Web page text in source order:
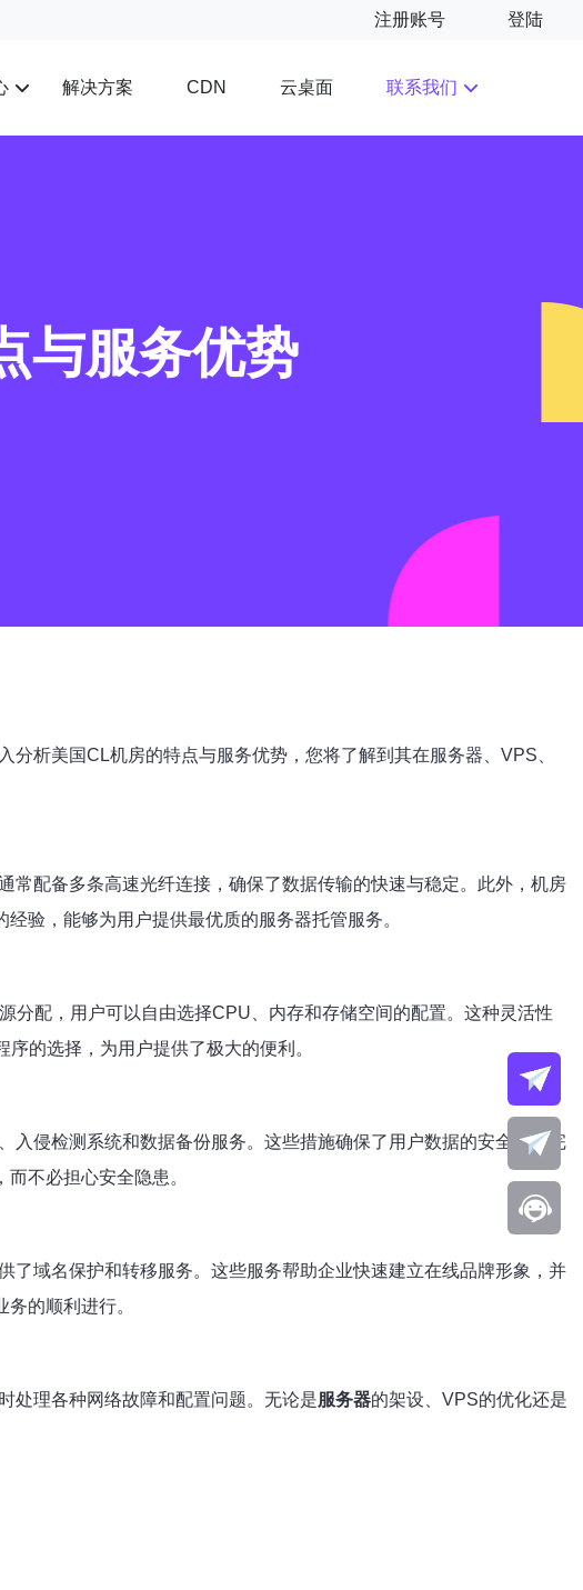
注册账号 登陆
解决方案 CDN 云桌面 联系我们
与服务优势
析美国CL机房的特点与服务优势，您将了解到其在服务器、VPS、
配备多条高速光纤连接，确保了数据传输的快速与稳定。此外，机房
验，能够为用户提供最优质的服务器托管服务。
分配，用户可以自由选择CPU、内存和存储空间的配置。这种灵活性
的选择，为用户提供了极大的便利。
入侵检测系统和数据备份服务。这些措施确保了用户数据的安全性和完
不必担心安全隐患。
了域名保护和转移服务。这些服务帮助企业快速建立在线品牌形象，并
的顺利进行。
处理各种网络故障和配置问题。无论是服务器的架设、VPS的优化还是